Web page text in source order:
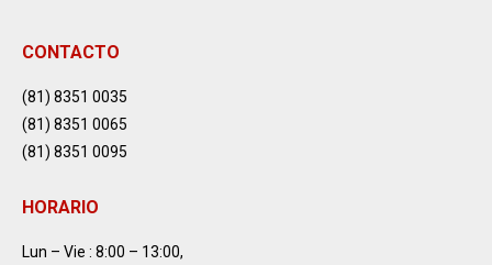
CONTACTO
(81) 8351 0035
(81) 8351 0065
(81) 8351 0095
HORARIO
Lun – Vie : 8:00 – 13:00,